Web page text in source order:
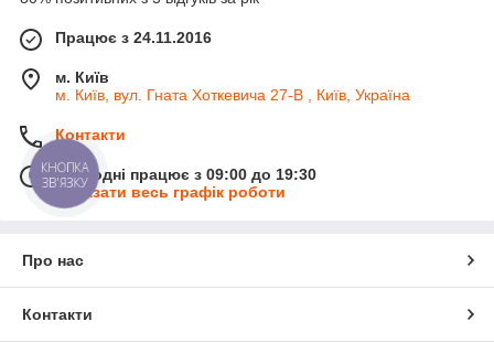
Працює з 24.11.2016
м. Київ
м. Київ, вул. Гната Хоткевича 27-В , Київ, Україна
Контакти
Сьогодні працює з 09:00 до 19:30
Показати весь графік роботи
Про нас
Контакти
КНОПКА
ЗВ'ЯЗКУ